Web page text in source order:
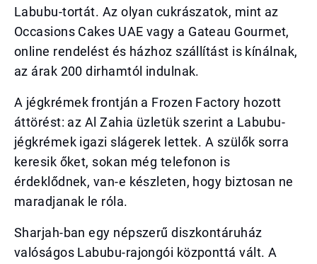
Labubu-tortát. Az olyan cukrászatok, mint az
Occasions Cakes UAE vagy a Gateau Gourmet,
online rendelést és házhoz szállítást is kínálnak,
az árak 200 dirhamtól indulnak.
A jégkrémek frontján a Frozen Factory hozott
áttörést: az Al Zahia üzletük szerint a Labubu-
jégkrémek igazi slágerek lettek. A szülők sorra
keresik őket, sokan még telefonon is
érdeklődnek, van-e készleten, hogy biztosan ne
maradjanak le róla.
Sharjah-ban egy népszerű diszkontáruház
valóságos Labubu-rajongói központtá vált. A